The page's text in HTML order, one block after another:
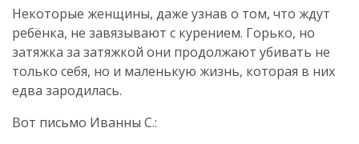
Некоторые женщины, даже узнав о том, что ждут
ребёнка, не завязывают с курением. Горько, но
затяжка за затяжкой они продолжают убивать не
только себя, но и маленькую жизнь, которая в них
едва зародилась.
Вот письмо Иванны С.: